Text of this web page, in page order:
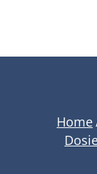
Home